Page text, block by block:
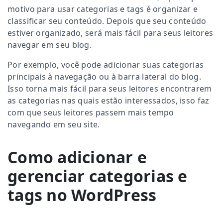
motivo para usar categorias e tags é organizar e
classificar seu conteúdo. Depois que seu conteúdo
estiver organizado, será mais fácil para seus leitores
navegar em seu blog.
Por exemplo, você pode adicionar suas categorias
principais à navegação ou à barra lateral do blog.
Isso torna mais fácil para seus leitores encontrarem
as categorias nas quais estão interessados, isso faz
com que seus leitores passem mais tempo
navegando em seu site.
Como adicionar e
gerenciar categorias e
tags no WordPress